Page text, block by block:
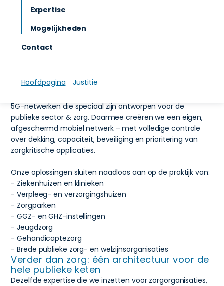
Expertise
Mogelijkheden
Contact
Hoofdpagina Justitie
Private netwerken voor zorgorganisaties
als fundament
Zorgorganisaties vragen om altijd beschikbare, veilige en
apparatuur tot beeldzorg, alarmering en BHV-
5G-netwerken die speciaal zijn ontworpen voor de
publieke sector & zorg. Daarmee creëren we een eigen,
afgeschermd mobiel netwerk – met volledige controle
over dekking, capaciteit, beveiliging en prioritering van
zorgkritische applicaties.
Onze oplossingen sluiten naadloos aan op de praktijk van:
- Ziekenhuizen en klinieken
- Verpleeg- en verzorgingshuizen
- Zorgparken
- GGZ- en GHZ-instellingen
- Jeugdzorg
- Gehandicaptezorg
- Brede publieke zorg- en welzijnsorganisaties
Verder dan zorg: één architectuur voor de
hele publieke keten
Dezelfde expertise die we inzetten voor zorgorganisaties,